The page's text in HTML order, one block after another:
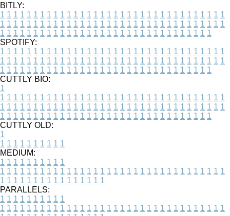
BITLY:
1 1 1 1 1 1 1 1 1 1 1 1 1 1 1 1 1 1 1 1 1 1 1 1 1 1 1 1 1 1 1 1 1 1
1 1 1 1 1 1 1 1 1 1 1 1 1 1 1 1 1 1 1 1 1 1 1 1 1 1 1 1 1 1 1 1 1 1
1 1 1 1 1 1 1 1 1 1 1 1 1 1 1 1 1 1 1 1 1 1 1 1 1 1 1 1 1 1 1 1
SPOTIFY:
1 1 1 1 1 1 1 1 1 1 1 1 1 1 1 1 1 1 1 1 1 1 1 1 1 1 1 1 1 1 1 1 1 1
1 1 1 1 1 1 1 1 1 1 1 1 1 1 1 1 1 1 1 1 1 1 1 1 1 1 1 1 1 1 1 1 1 1
1 1 1 1 1 1 1 1 1 1 1 1 1 1 1 1 1 1 1 1 1 1 1 1 1 1 1 1 1 1 1 1
CUTTLY BIO:
1
1 1 1 1 1 1 1 1 1 1 1 1 1 1 1 1 1 1 1 1 1 1 1 1 1 1 1 1 1 1 1 1 1 1
1 1 1 1 1 1 1 1 1 1 1 1 1 1 1 1 1 1 1 1 1 1 1 1 1 1 1 1 1 1 1 1 1 1
1 1 1 1 1 1 1 1 1 1 1 1 1 1 1 1 1 1 1 1 1 1 1 1 1 1 1 1 1 1 1 1
CUTTLY OLD:
1
1 1 1 1 1 1 1 1 1 1
MEDIUM:
1 1 1 1 1 1 1 1 1 1
1 1 1 1 1 1 1 1 1 1 1 1 1 1 1 1 1 1 1 1 1 1 1 1 1 1 1 1 1 1 1 1 1 1
1 1 1 1 1 1 1 1 1 1 1 1 1 1 1 1
PARALLELS:
1 1 1 1 1 1 1 1 1 1
1 1 1 1 1 1 1 1 1 1 1 1 1 1 1 1 1 1 1 1 1 1 1 1 1 1 1 1 1 1 1 1 1 1